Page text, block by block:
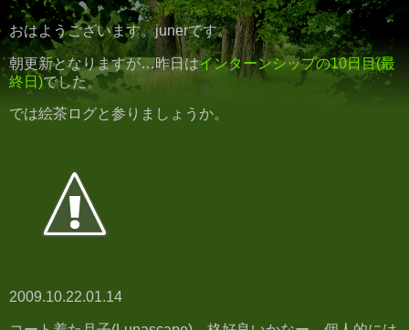
おはようございます。junerです。
朝更新となりますが…昨日はインターンシップの10日目(最
終日)でした。
では絵茶ログと参りましょうか。
2009.10.22.01.14